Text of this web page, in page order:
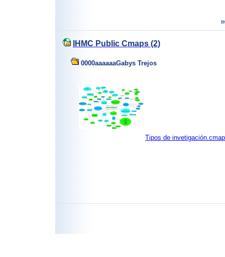
IHMC Public Cmaps (2)
0000aaaaaaGabys Trejos
Tipos de invetigación.cmap